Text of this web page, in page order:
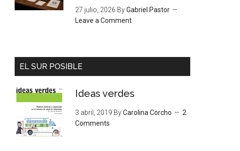
27 julio, 2026 ByGabriel Pastor
Leave a Comment
EL SUR POSIBLE
Ideas verdes
3 abril, 2019 ByCarolina Corcho
2
Comments